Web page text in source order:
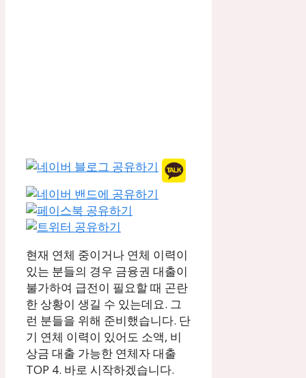
현재 연체 중이거나 연체 이력이
있는 분들의 경우 금융권 대출이
불가하여 급전이 필요할 때 곤란
한 상황이 생길 수 있는데요. 그
런 분들을 위해 준비했습니다. 단
기 연체 이력이 있어도 소액, 비
상금 대출 가능한 연체자 대출
TOP 4. 바로 시작하겠습니다.